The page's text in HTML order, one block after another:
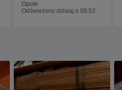
Opole Wysyłka Cały
Kraj
Opole
Odświeżono dzisiaj o 09:53